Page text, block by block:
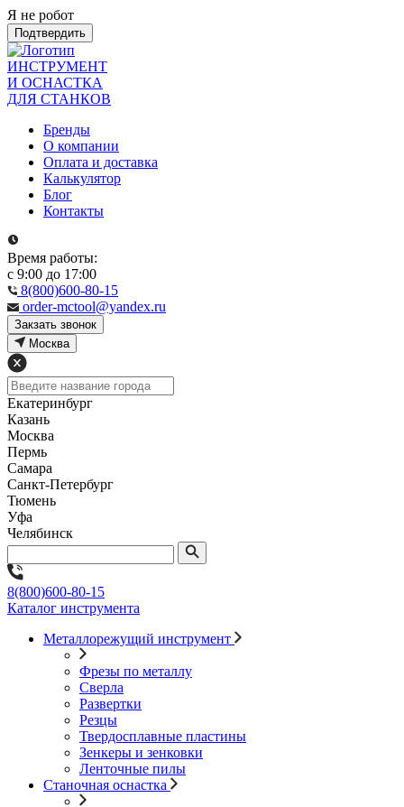
Я не робот
Подтвердить
ИНСТРУМЕНТ
И ОСНАСТКА
ДЛЯ СТАНКОВ
Бренды
О компании
Оплата и доставка
Калькулятор
Блог
Контакты
Время работы:
с 9:00 до 17:00
8(800)600-80-15
order-mctool@yandex.ru
Закзать звонок
Москва
Екатеринбург
Казань
Москва
Пермь
Самара
Санкт-Петербург
Тюмень
Уфа
Челябинск
8(800)600-80-15
Каталог инструмента
Металлорежущий инструмент
Фрезы по металлу
Сверла
Развертки
Резцы
Твердосплавные пластины
Зенкеры и зенковки
Ленточные пилы
Станочная оснастка